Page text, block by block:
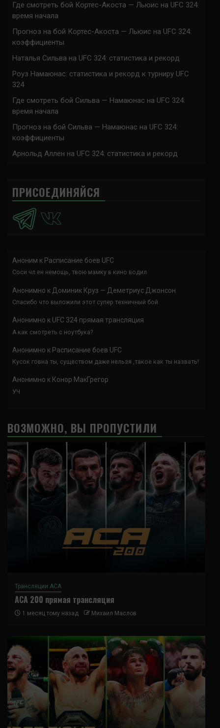
Где смотреть бой Кортес-Акоста — Льюис на UFC 324:
время начала
Прогноз на бой Кортес-Акоста — Льюис на UFC 324:
коэффициенты
Наталья Сильва на UFC 324: статистика и рекорд
Роуз Намаюнас: статистика и рекорд к турниру UFC
324
Где смотреть бой Сильва — Намаюнас на UFC 324:
время начала
Прогноз на бой Сильва — Намаюнас на UFC 324:
коэффициенты
Арнольд Аллен на UFC 324: статистика и рекорд
ПРИСОЕДИНЯЙСЯ
Аноним к Расписание боев UFC
Соси чл.ен немощь, твою мамку в кино водил
Анонимно к Доминик Круз — Деметриус Джонсон
Спасибо что выложили этот супер техничный бой
Анонимно к UFC 324 прямая трансляция
А как смотреть с ноутбука?
Анонимно к Расписание боев UFC
Кусок говна ты, существом даже нельзя ,такое как ты назвать!
Анонимно к Конор МакГрегор
УЧ
ВОЗМОЖНО, ВЫ ПРОПУСТИЛИ
Трансляции ACA
ACA 200 прямая трансляция
1 месяц тому назад Михаил Маслов